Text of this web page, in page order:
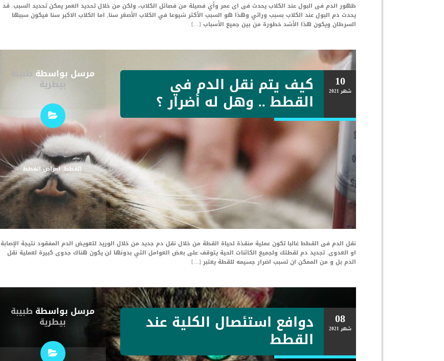
ظهور الدم فى البول عند الكلاب يحدث فى اى عمر وأي فصيلة من فصائل الكلاب، ولكن من خلال تحديد العمر يمكن تحديد السبب. قد
يحدث دم البول عند الكلاب بسبب وراثي وهذا هو السبب الأكثر شيوعا في الكلاب الأصغر سنا, اما الكلاب الاكبر سنا فيكون سببها
السرطان ويكون هذا الأشد خطورة من بين جميع الأسباب […]
10
شهر2021 كيف يتم نقل الدم في
القطط .. وهل له أضرار ؟
مرسل بواسطة طبيبة
بيطرية
القطط,امراض القطط
نقل الدم فى القطط غالبا تكون عملية منقذة لحياة القطة من خلال نقل دم جديد من خلال الوريد لتعويض الدم المفقود نتيجة الإصابة
او العدوى. تجديد دم لقطتك ولجميع الكائنات الحية يتوقف على بعض العوامل التي بدونها لن يكون هناك جدوى كبيرة لعملية نقل
الدم بل و من الممكن ان تسبب اضرار جسيمه للقطة يعتبر […]
08
شهر2021 دوافع استئصال الكلية عند
القطط
مرسل بواسطة طبيبة
بيطرية